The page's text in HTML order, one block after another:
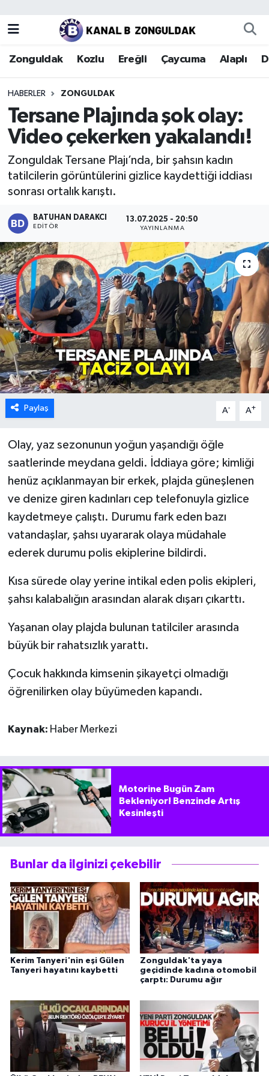
Zonguldak Kozlu Ereğli Çaycuma Alaplı
HABERLER ZONGULDAK
Tersane Plajında şok olay:
Video çekerken yakalandı!
Zonguldak Tersane Plajı’nda, bir şahsın kadın
tatilcilerin görüntülerini gizlice kaydettiği iddiası
sonrası ortalık karıştı.
BATUHAN DARAKCI
EDITÖR
13.07.2025 - 20:50
YAYINLANMA
Paylaş A- A+
Olay, yaz sezonunun yoğun yaşandığı öğle
saatlerinde meydana geldi. İddiaya göre; kimliği
henüz açıklanmayan bir erkek, plajda güneşlenen
ve denize giren kadınları cep telefonuyla gizlice
kaydetmeye çalıştı. Durumu fark eden bazı
vatandaşlar, şahsı uyararak olaya müdahale
ederek durumu polis ekiplerine bildirdi.
Kısa sürede olay yerine intikal eden polis ekipleri,
şahsı kalabalığın arasından alarak dışarı çıkarttı.
Yaşanan olay plajda bulunan tatilciler arasında
büyük bir rahatsızlık yarattı.
Çocuk hakkında kimsenin şikayetçi olmadığı
öğrenilirken olay büyümeden kapandı.
Kaynak: Haber Merkezi
Motorine Bugün Zam
Bekleniyor! Benzinde Artış
Kesinleşti
Bunlar da ilginizi çekebilir
Kerim Tanyeri'nin eşi Gülen
Tanyeri hayatını kaybetti
Zonguldak'ta yaya
geçidinde kadına otomobil
çarptı: Durumu ağır
Zonguldak
Kozlu
Çaycuma
Alaplı
Devrek
Gökçebey
Bartın
Karabük
Spor
Ulusal
Zonguldak Nöbetçi Eczaneler
Zonguldak Hava Durumu
Zonguldak Trafik Yoğunluk Haritası
Puan Durumu ve Fikstür
Tüm Manşetler
Son Dakika Haberleri
Haber Arşivi